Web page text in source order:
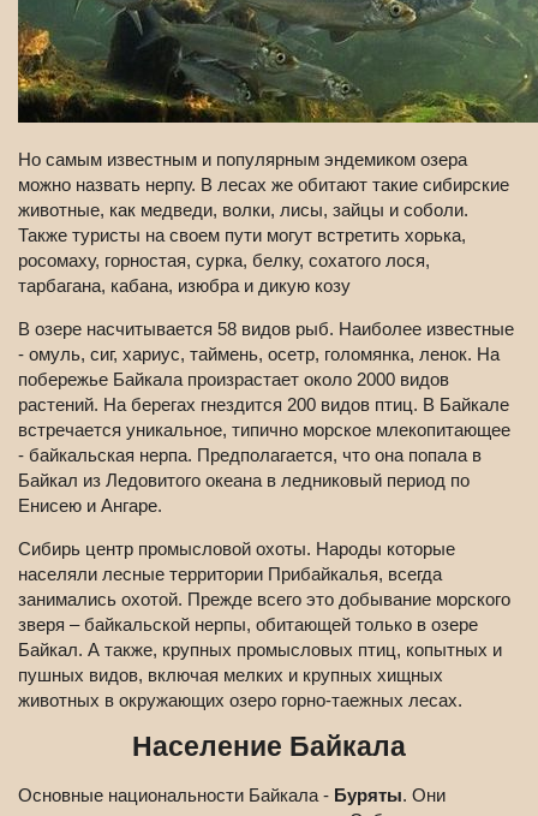
Но самым известным и популярным эндемиком озера
можно назвать нерпу. В лесах же обитают такие сибирские
животные, как медведи, волки, лисы, зайцы и соболи.
Также туристы на своем пути могут встретить хорька,
росомаху, горностая, сурка, белку, сохатого лося,
тарбагана, кабана, изюбра и дикую козу
В озере насчитывается 58 видов рыб. Наиболее известные
- омуль, сиг, хариус, таймень, осетр, голомянка, ленок. На
побережье Байкала произрастает около 2000 видов
растений. На берегах гнездится 200 видов птиц. В Байкале
встречается уникальное, типично морское млекопитающее
- байкальская нерпа. Предполагается, что она попала в
Байкал из Ледовитого океана в ледниковый период по
Енисею и Ангаре.
Сибирь центр промысловой охоты. Народы которые
населяли лесные территории Прибайкалья, всегда
занимались охотой. Прежде всего это добывание морского
зверя – байкальской нерпы, обитающей только в озере
Байкал. А также, крупных промысловых птиц, копытных и
пушных видов, включая мелких и крупных хищных
животных в окружающих озеро горно-таежных лесах.
Население Байкала
Основные национальности Байкала - Буряты. Они